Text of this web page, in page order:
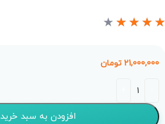
★
★
★
★
21,000,000 تومان
افزودن به سبد خرید